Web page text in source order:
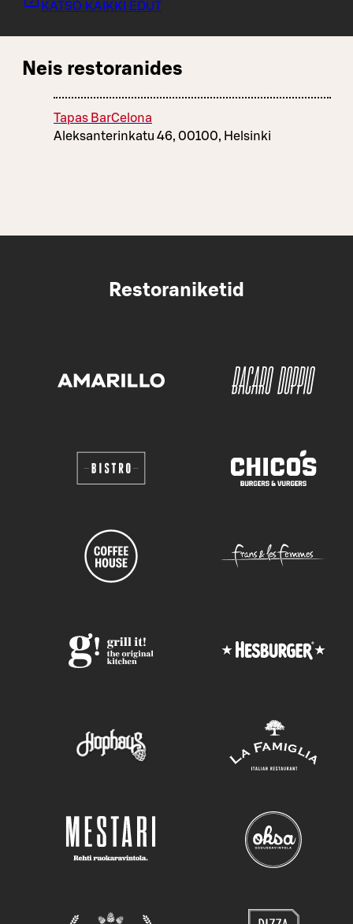
KATSO KAIKKI EDUT
Neis restoranides
Tapas BarCelona
Aleksanterinkatu 46, 00100, Helsinki
Restoraniketid